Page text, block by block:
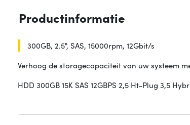
Productinformatie
300GB, 2.5", SAS, 15000rpm, 12Gbit/s
Verhoog de storagecapaciteit van uw systeem
HDD 300GB 15K SAS 12GBPS 2,5 Ht-Plug 3,5